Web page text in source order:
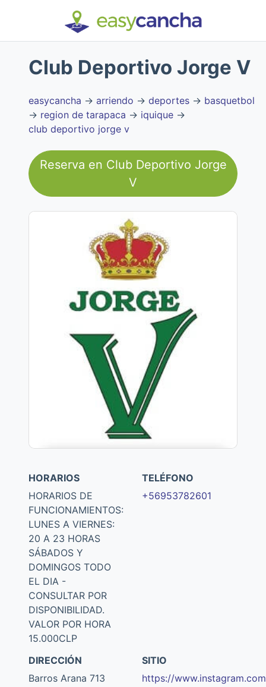
Club Deportivo Jorge V
easycancha → arriendo → deportes → basquetbol
→ region de tarapaca → iquique →
club deportivo jorge v
Reserva en Club Deportivo Jorge
V
HORARIOS
HORARIOS DE
FUNCIONAMIENTOS:
LUNES A VIERNES:
20 A 23 HORAS
SÁBADOS Y
DOMINGOS TODO
EL DIA -
CONSULTAR POR
DISPONIBILIDAD.
VALOR POR HORA
15.000CLP
TELÉFONO
+56953782601
DIRECCIÓN
Barros Arana 713
SITIO
https://